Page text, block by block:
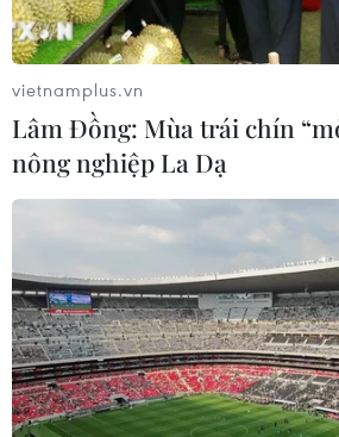
#Hội Nhà báo
#Bộ Công Thương
Theo dõi VietnamPlus
TIN LIÊN QUAN
vietnamplus.vn
Lâm Đồng: Mùa trái chín
nông nghiệp La Dạ